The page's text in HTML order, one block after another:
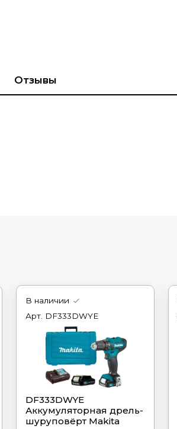
Отзывы
В наличии
Арт. DF333DWYE
DF333DWYE
Аккумуляторная дрель-
шуруповёрт Makita